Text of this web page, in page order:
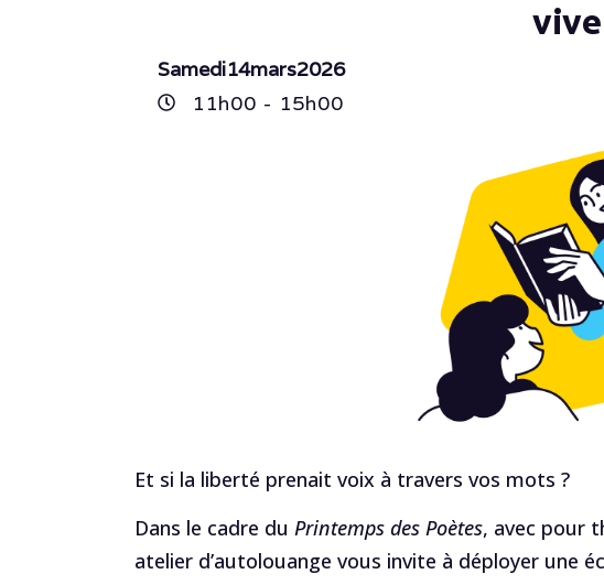
vive
Samedi14mars2026
11h00 - 15h00
Et si la liberté prenait voix à travers vos mots ?
Dans le cadre du Printemps des Poètes, avec pour
atelier d’autolouange vous invite à déployer une